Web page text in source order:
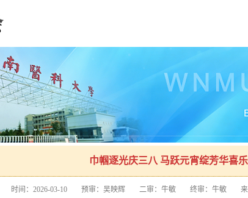
巾帼逐光庆三八 马跃元宵绽芳华喜
时间：2026-03-10 预审：吴映辉 二审：牛敏 终审：牛敏